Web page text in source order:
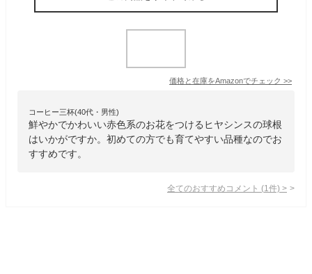
価格と在庫をAmazonでチェック >>
コーヒー三杯(40代・男性)
鮮やかでかわいい赤色系のお花をつけるヒヤシンスの球根
はいかがですか。初めての方でも育てやすい品種なのでお
すすめです。
全てのおすすめコメント (1 件) >